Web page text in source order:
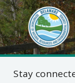
DNREC
Stay